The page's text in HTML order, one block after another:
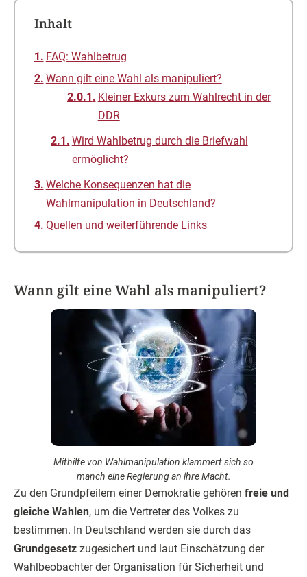
Inhalt
FAQ: Wahlbetrug
Wann gilt eine Wahl als manipuliert?
Kleiner Exkurs zum Wahlrecht in der
DDR
Wird Wahlbetrug durch die Briefwahl
ermöglicht?
Welche Konsequenzen hat die
Wahlmanipulation in Deutschland?
Quellen und weiterführende Links
Wann gilt eine Wahl als manipuliert?
Mithilfe von Wahlmanipulation klammert sich so
manch eine Regierung an ihre Macht.
Zu den Grundpfeilern einer Demokratie gehören freie und
gleiche Wahlen, um die Vertreter des Volkes zu
bestimmen. In Deutschland werden sie durch das
Grundgesetz zugesichert und laut Einschätzung der
Wahlbeobachter der Organisation für Sicherheit und